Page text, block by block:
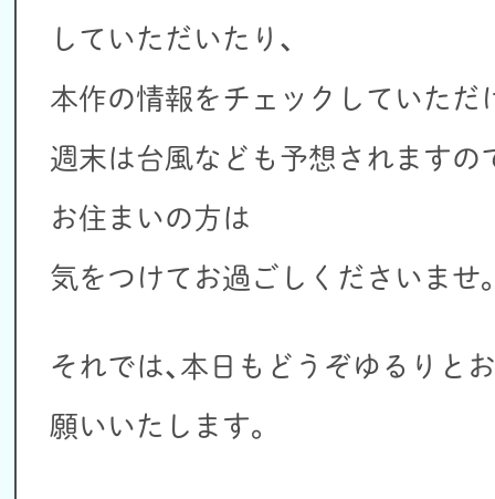
していただいたり、
本作の情報をチェックしていただ
週末は台風なども予想されますの
お住まいの方は
気をつけてお過ごしくださいませ
それでは、本日もどうぞゆるりと
願いいたします。